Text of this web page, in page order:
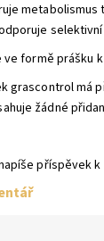
metabolismus
ve formě prášku
grascontrol má
žádné
příspěvek